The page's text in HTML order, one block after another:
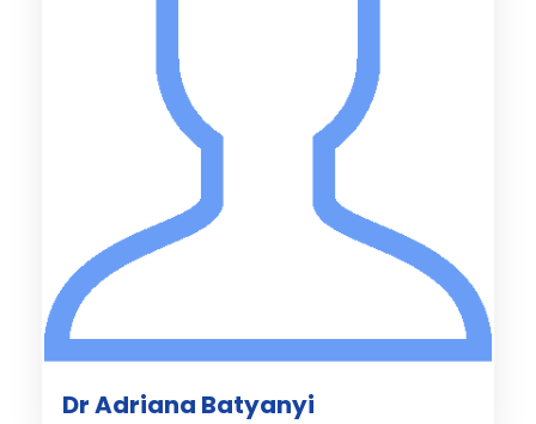
Dr Adriana Batyanyi